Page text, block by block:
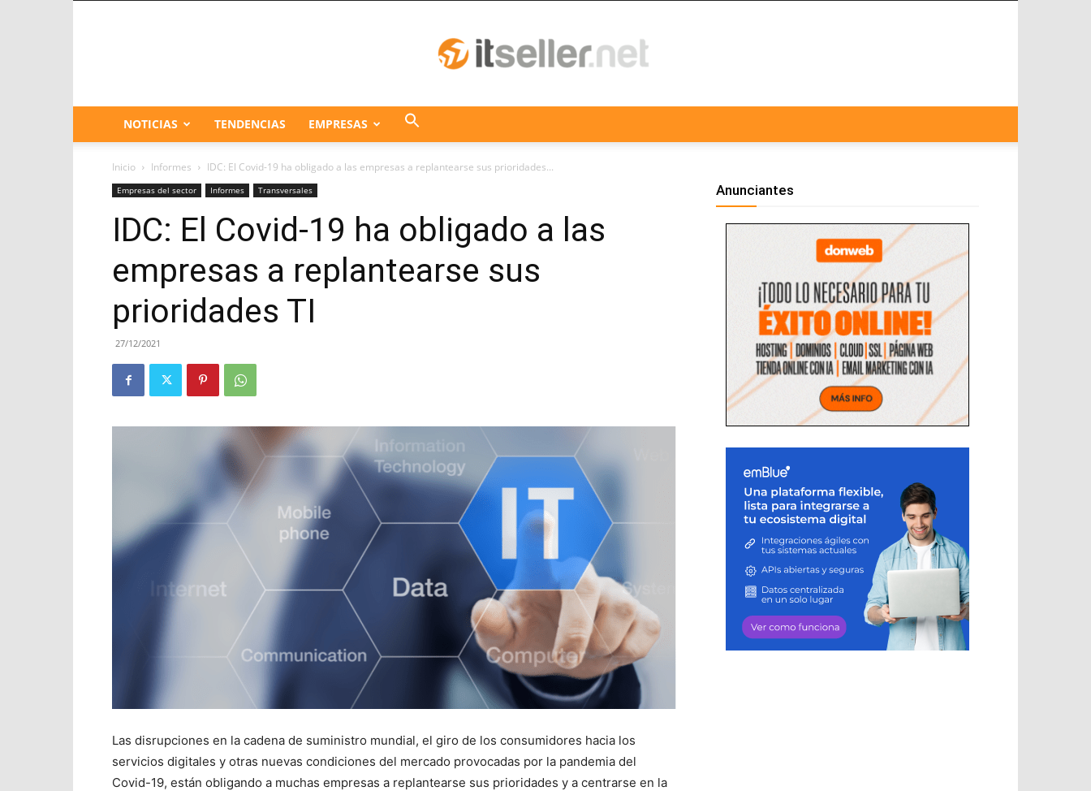
Centroamérica
NOTICIAS TENDENCIAS EMPRESAS
Inicio Informes IDC: El Covid-19 ha obligado a las empresas a replantearse sus prioridades...
Empresas del sector Informes Transversales
IDC: El Covid-19 ha obligado a las
empresas a replantearse sus
prioridades TI
27/12/2021
Las disrupciones en la cadena de suministro mundial, el giro de los consumidores hacia los
servicios digitales y otras nuevas condiciones del mercado provocadas por la pandemia del
Covid-19, están obligando a muchas empresas a replantearse sus prioridades y a centrarse en la
Anunciantes